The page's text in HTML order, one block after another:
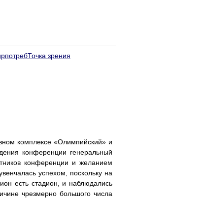
Точка зрения
комплексе «Олимпийский» и
конференции генеральный
конференции и желанием
успехом, поскольку на
есть стадион, и наблюдались
чрезмерно большого числа